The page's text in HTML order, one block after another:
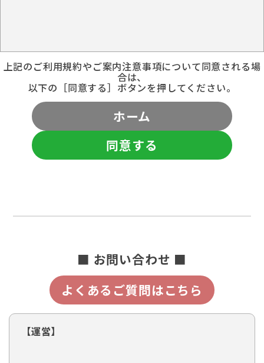
上記のご利用規約やご案内注意事項について同意される場
合は、
以下の［同意する］ボタンを押してください。
ホーム
同意する
■ お問い合わせ ■
よくあるご質問はこちら
【運営】